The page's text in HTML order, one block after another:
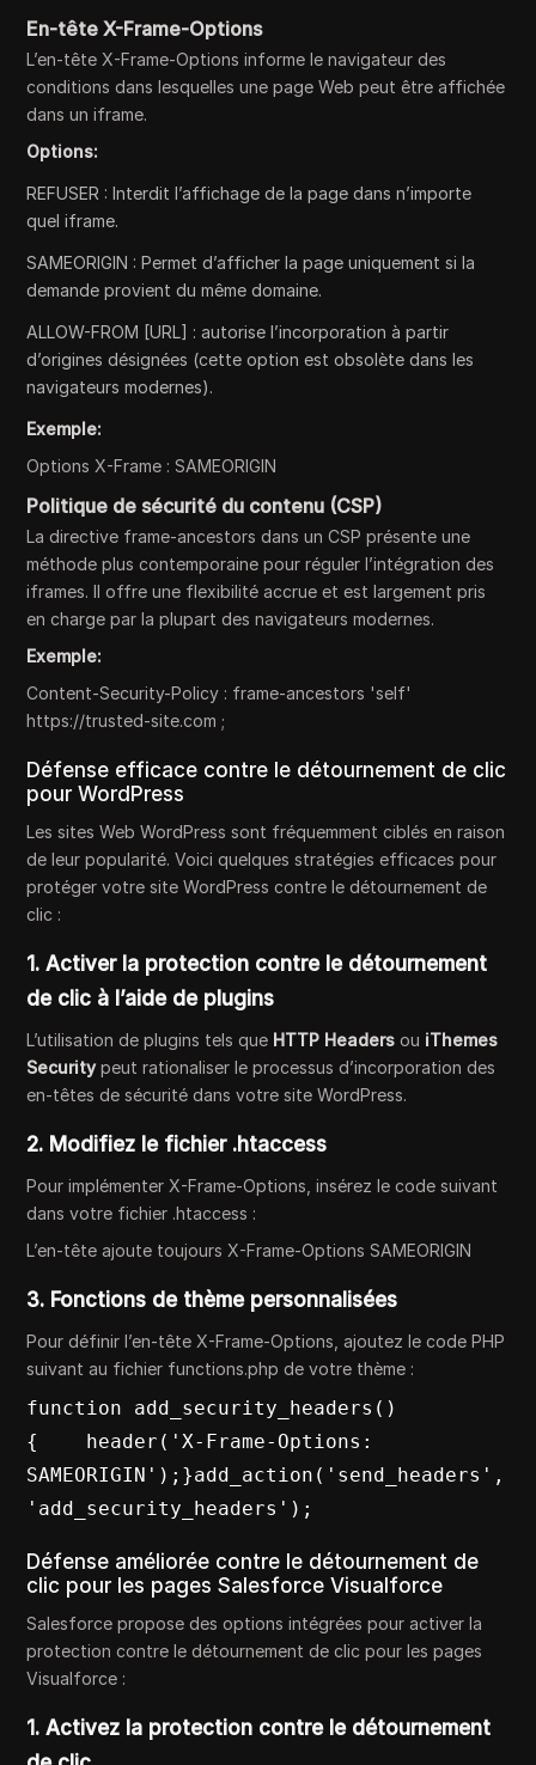
En-tête X-Frame-Options
L’en-tête X-Frame-Options informe le navigateur des
conditions dans lesquelles une page Web peut être affichée
dans un iframe.
Options:
REFUSER : Interdit l’affichage de la page dans n’importe
quel iframe.
SAMEORIGIN : Permet d’afficher la page uniquement si la
demande provient du même domaine.
ALLOW-FROM [URL] : autorise l’incorporation à partir
d’origines désignées (cette option est obsolète dans les
navigateurs modernes).
Exemple:
Options X-Frame : SAMEORIGIN
Politique de sécurité du contenu (CSP)
La directive frame-ancestors dans un CSP présente une
méthode plus contemporaine pour réguler l’intégration des
iframes. Il offre une flexibilité accrue et est largement pris
en charge par la plupart des navigateurs modernes.
Exemple:
Content-Security-Policy : frame-ancestors 'self'
https://trusted-site.com ;
Défense efficace contre le détournement de clic
pour WordPress
Les sites Web WordPress sont fréquemment ciblés en raison
de leur popularité. Voici quelques stratégies efficaces pour
protéger votre site WordPress contre le détournement de
clic :
1. Activer la protection contre le détournement
de clic à l’aide de plugins
L’utilisation de plugins tels que HTTP Headersou iThemes
Securitypeut rationaliser le processus d’incorporation des
en-têtes de sécurité dans votre site WordPress.
2. Modifiez le fichier .htaccess
Pour implémenter X-Frame-Options, insérez le code suivant
dans votre fichier .htaccess :
L’en-tête ajoute toujours X-Frame-Options SAMEORIGIN
3. Fonctions de thème personnalisées
Pour définir l’en-tête X-Frame-Options, ajoutez le code PHP
suivant au fichier functions.php de votre thème :
function add_security_headers()
{    header('X-Frame-Options:
SAMEORIGIN');}add_action('send_headers',
'add_security_headers');
Défense améliorée contre le détournement de
clic pour les pages Salesforce Visualforce
Salesforce propose des options intégrées pour activer la
protection contre le détournement de clic pour les pages
Visualforce :
1. Activez la protection contre le détournement